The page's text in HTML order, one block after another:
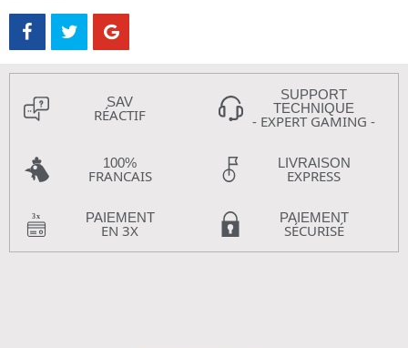
SAV
RÉACTIF
SUPPORT
TECHNIQUE
- EXPERT GAMING -
100%
FRANCAIS
LIVRAISON
EXPRESS
PAIEMENT
EN 3X
PAIEMENT
SÉCURISÉ